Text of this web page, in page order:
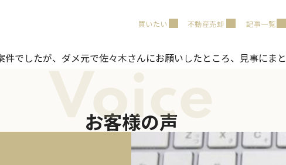
買いたい 不動産売却 記事一覧
でしたが、ダメ元で佐々木さんにお願いしたところ、見事にま
Voice
お客様の声